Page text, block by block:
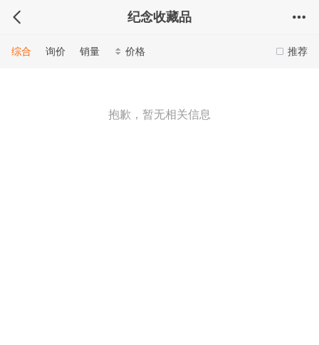
纪念收藏品
推荐
综合 询价 销量 价格
抱歉，暂无相关信息